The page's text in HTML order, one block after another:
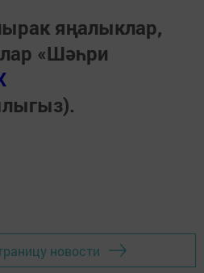
яңалыклар,
«Шәһри
новости